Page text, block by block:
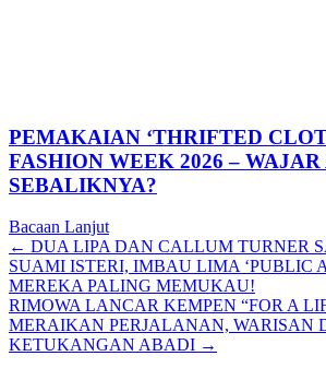
PEMAKAIAN ‘THRIFTED
FASHION WEEK 2026 – WAJAR
SEBALIKNYA?
Bacaan Lanjut
Posts
navigation
← DUA LIPA DAN CALLUM TURNER
SUAMI ISTERI, IMBAU LIMA ‘PUBLIC
MEREKA PALING MEMUKAU!
RIMOWA LANCAR KEMPEN “FOR A
MERAIKAN PERJALANAN, WARISAN
KETUKANGAN ABADI →